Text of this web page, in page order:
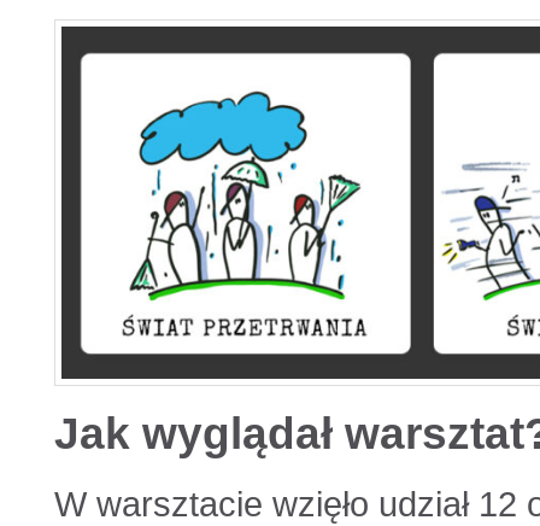
Jak wyglądał
W warsztacie wzięło udział